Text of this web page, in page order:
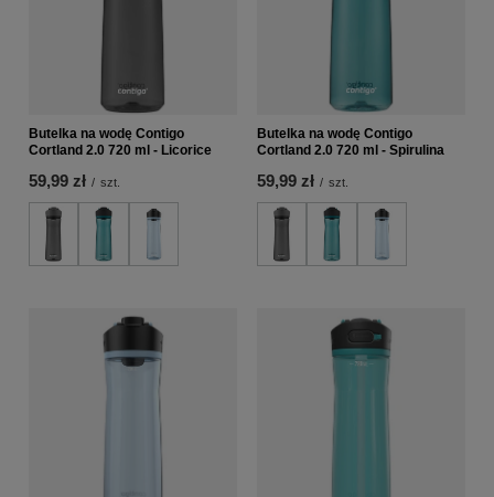
Butelka na wodę Contigo
Cortland 2.0 720 ml - Licorice
59,99 zł / szt.
Butelka na wodę Contigo
Cortland 2.0 720 ml - Spirulina
59,99 zł / szt.